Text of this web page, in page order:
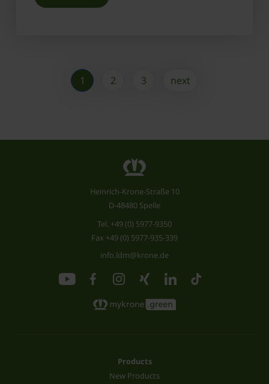
1 2 3 next
Heinrich-Krone-Straße 10
D-48480 Spelle
Tel. +49 (0) 5977-9350
Fax +49 (0) 5977-935-339
info.ldm@krone.de
Products
New Products